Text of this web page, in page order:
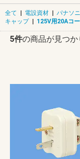
全て | 電設資材 | パナソ
キャップ | 125V用20Aコ
5件の商品が見つか